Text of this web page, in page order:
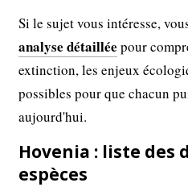
Si le sujet vous intéresse,
analyse détaillée pour
extinction, les enjeux
possibles pour que chacun
aujourd'hui.
Hovenia : liste des
espèces